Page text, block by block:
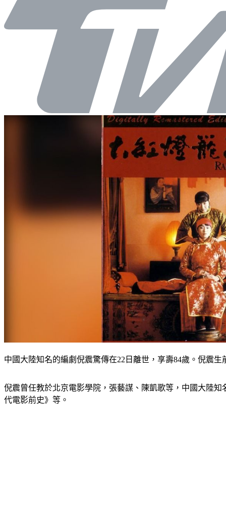
中國大陸知名的編劇倪震驚傳在22日離世，享壽84歲。倪震
倪震曾任教於北京電影學院，張藝謀、陳凱歌等，中國大陸
代電影前史》等。